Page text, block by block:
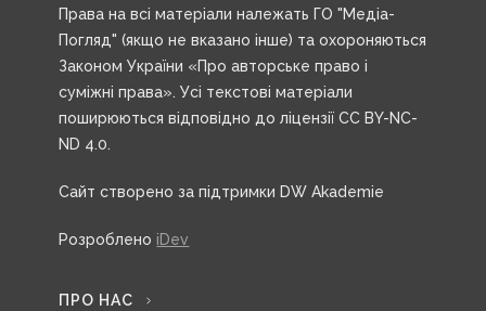
Права на всі матеріали належать ГО "Медіа-
Погляд" (якщо не вказано інше) та охороняються
Законом України «Про авторське право і
суміжні права». Усі текстові матеріали
поширюються відповідно до ліцензії CC BY-NC-
ND 4.0.
Сайт створено за підтримки DW Akademie
Розроблено iDev
ПРО НАС